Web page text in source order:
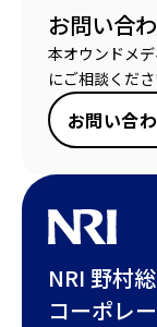
お問い合
本オウンドメ
にご相談くださ
お問い合
NRI 野村
コーポレ